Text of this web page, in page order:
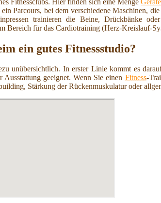
Parcours, bei dem verschiedene Maschinen,
trainieren die Beine, Drückbänke
Bereich für das Cardiotraining (Herz-Kreislauf-
ein gutes Fitnessstudio?
unübersichtlich. In erster Linie kommt es
Ausstattung geeignet. Wenn Sie einen Fitness-
Stärkung der Rückenmuskulatur oder